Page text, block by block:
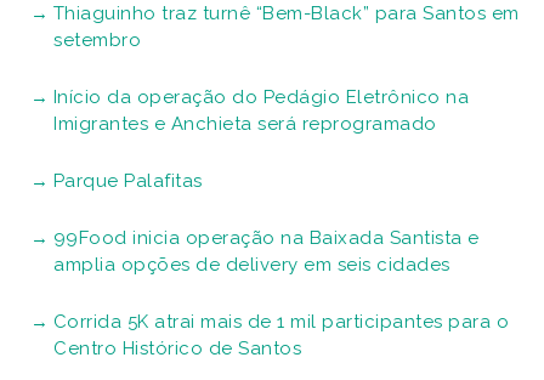
Thiaguinho traz turnê “Bem-Black” para Santos em
setembro
Início da operação do Pedágio Eletrônico na
Imigrantes e Anchieta será reprogramado
Parque Palafitas
99Food inicia operação na Baixada Santista e
amplia opções de delivery em seis cidades
Corrida 5K atrai mais de 1 mil participantes para o
Centro Histórico de Santos